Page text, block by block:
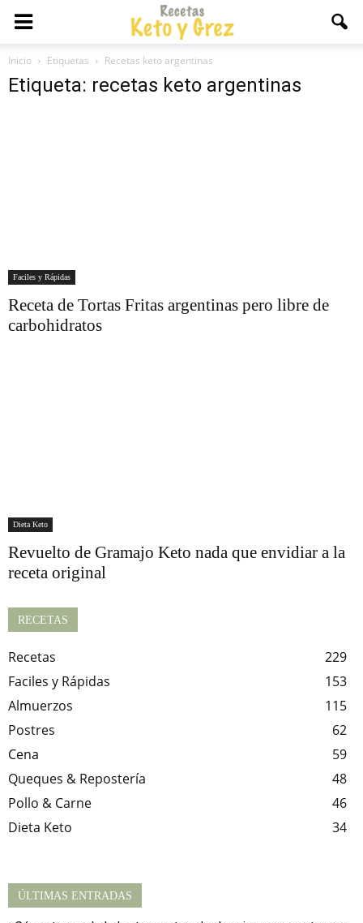
Inicio Etiquetas Recetas keto argentinas
Etiqueta: recetas keto argentinas
Faciles y Rápidas
Receta de Tortas Fritas argentinas pero libre de
carbohidratos
Dieta Keto
Revuelto de Gramajo Keto nada que envidiar a la
receta original
RECETAS
Recetas
229
Faciles y Rápidas
153
Almuerzos
115
Postres
62
Cena
59
Queques & Repostería
48
Pollo & Carne
46
Dieta Keto
34
ÚLTIMAS ENTRADAS